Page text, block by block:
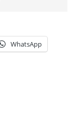
WhatsApp